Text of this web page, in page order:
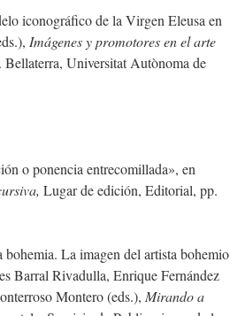
iconográfico de la Virgen Eleusa en
Imágenes y promotores en el arte
. Bellaterra, Universitat Autònoma de
o ponencia entrecomillada», en
Lugar de edición, Editorial, pp.
La imagen del artista bohemio
Barral Rivadulla, Enrique Fernández
Montero (eds.), Mirando a